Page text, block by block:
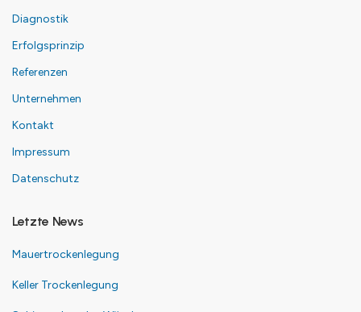
Diagnostik
Erfolgsprinzip
Referenzen
Unternehmen
Kontakt
Impressum
Datenschutz
Letzte News
Mauertrockenlegung
Keller Trockenlegung